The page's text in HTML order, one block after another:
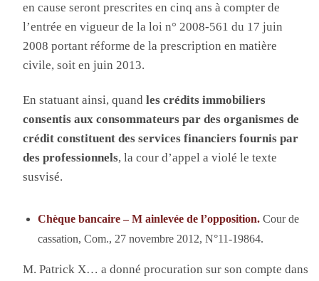
en cause seront prescrites en cinq ans à compter de
l’entrée en vigueur de la loi n° 2008-561 du 17 juin
2008 portant réforme de la prescription en matière
civile, soit en juin 2013.
En statuant ainsi, quandles crédits immobiliers
consentis aux consommateurs par des organismes de
crédit constituent des services financiers fournis par
des professionnels, la cour d’appel a violé le texte
susvisé.
Chèque bancaire – M ainlevée de l’opposition.Cour de
cassation, Com., 27 novembre 2012, N°11-19864.
M. Patrick X… a donné procuration sur son compte dans